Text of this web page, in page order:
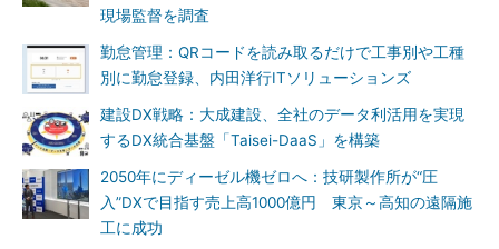
現場監督を調査
勤怠管理：QRコードを読み取るだけで工事別や工種
別に勤怠登録、内田洋行ITソリューションズ
建設DX戦略：大成建設、全社のデータ利活用を実現
するDX統合基盤「Taisei-DaaS」を構築
2050年にディーゼル機ゼロへ：技研製作所が“圧
入”DXで目指す売上高1000億円 東京～高知の遠隔施
工に成功